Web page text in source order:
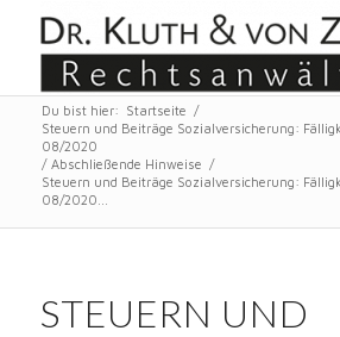
Du bist hier: Startseite
/
Steuern und Beiträge Sozialversicherung:
08/2020
/ Abschließende Hinweise
/
Steuern und Beiträge Sozialversicherung:
08/2020...
STEUERN UND